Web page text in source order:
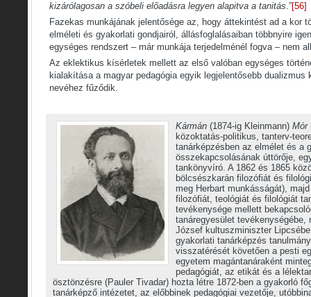
kizárólagosan a szóbeli előadásra legyen alapitva a tanitás.”[56]
Fazekas munkájának jelentősége az, hogy áttekintést ad a kor
elméleti és gyakorlati gondjairól, állásfoglalásaiban többnyire
egységes rendszert – már munkája terjedelménél fogva – nem
Az eklektikus kísérletek mellett az első valóban egységes
kialakítása a magyar pedagógia egyik legjelentősebb
nevéhez fűződik.
Kármán (1874-ig Kleinmann) Mór
közoktatás-politikus, tanterv-
tanárképzésben az elmélet és a
összekapcsolásának úttörője,
tankönyvíró. A 1862 és 1865
bölcsészkarán filozófiát és
meg Herbart munkásságát),
filozófiát, teológiát és filológiát
tevékenysége mellett
tanáregyesület tevékenységébe,
József kultuszminiszter
gyakorlati tanárképzés
visszatérését követően a pesti
egyetem magántanáraként
pedagógiát, az etikát és a
ösztönzésre (Pauler Tivadar) hozta létre 1872-ben a gyakorló
tanárképző intézetet, az előbbinek pedagógiai vezetője,